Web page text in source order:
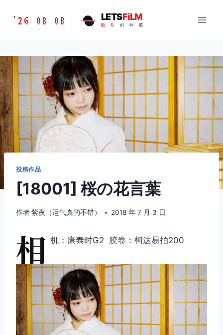
胶
味
LETSFILM
'26 08 08 LETSFiLM
胶 片 的 味 道
投稿作品
[18001] 桜の花言葉
作者紫夜（运气真的不错） 2018 年 7 月 3 日
相 机：康泰时G2 胶卷 ：柯达易拍200